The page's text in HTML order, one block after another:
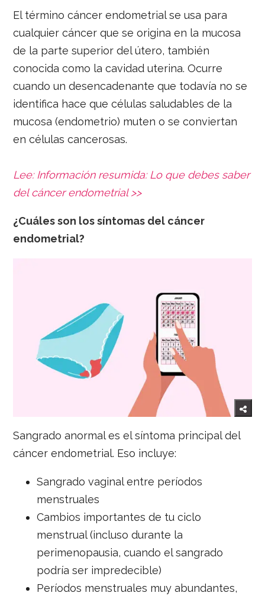
El término cáncer endometrial se usa para
cualquier cáncer que se origina en la mucosa
de la parte superior del útero, también
conocida como la cavidad uterina. Ocurre
cuando un desencadenante que todavía no se
identifica hace que células saludables de la
mucosa (endometrio) muten o se conviertan
en células cancerosas.
Lee: Información resumida: Lo que debes saber
del cáncer endometrial >>
¿Cuáles son los síntomas del cáncer
endometrial?
Sangrado anormal es el síntoma principal del
cáncer endometrial. Eso incluye:
Sangrado vaginal entre períodos
menstruales
Cambios importantes de tu ciclo
menstrual (incluso durante la
perimenopausia, cuando el sangrado
podría ser impredecible)
Períodos menstruales muy abundantes,